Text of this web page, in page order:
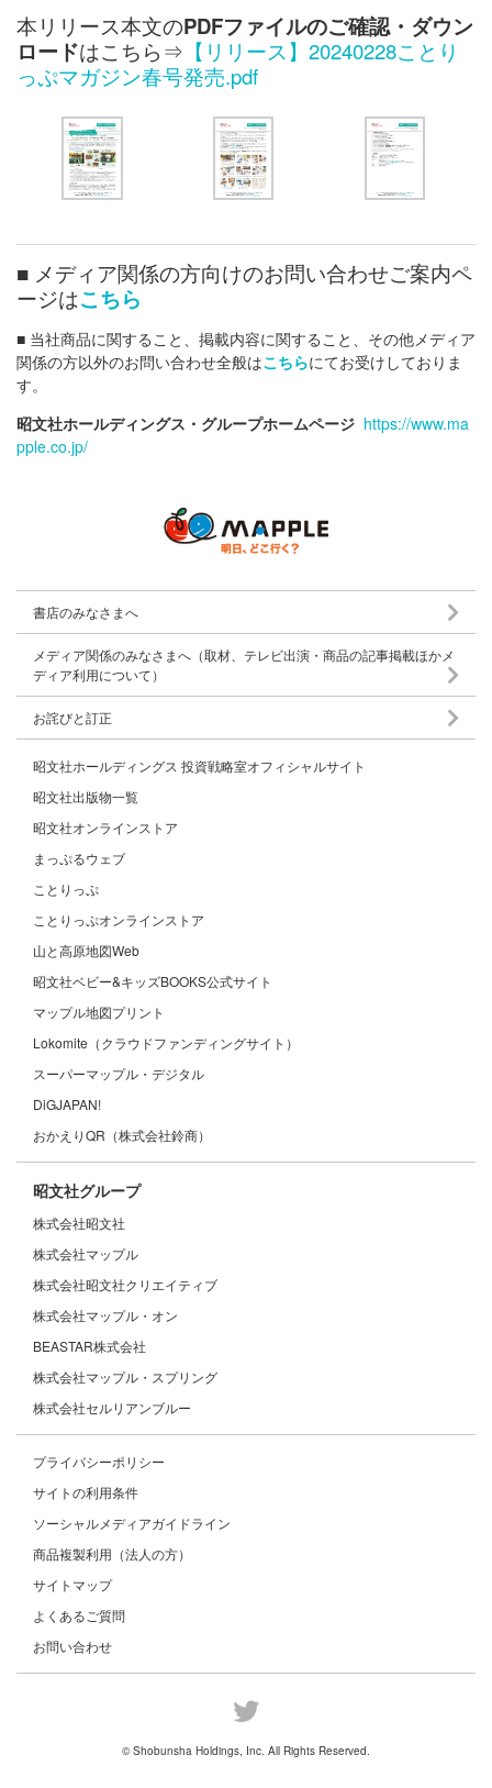
本リリース本文のPDFファイルのご確認・ダウン
ロードはこちら⇒ 【リリース】20240228ことり
っぷマガジン春号発売.pdf
■ メディア関係の方向けのお問い合わせご案内ペ
ージはこちら
■ 当社商品に関すること、掲載内容に関すること、その他メディア
関係の方以外のお問い合わせ全般はこちらにてお受けしておりま
す。
昭文社ホールディングス・グループホームページ https://www.ma
pple.co.jp/
書店のみなさまへ
メディア関係のみなさまへ（取材、テレビ出演・商品の記事掲載ほかメ
ディア利用について）
お詫びと訂正
昭文社ホールディングス 投資戦略室オフィシャルサイト
昭文社出版物一覧
昭文社オンラインストア
まっぷるウェブ
ことりっぷ
ことりっぷオンラインストア
山と高原地図Web
昭文社ベビー&キッズBOOKS公式サイト
マップル地図プリント
Lokomite（クラウドファンディングサイト）
スーパーマップル・デジタル
DiGJAPAN!
おかえりQR（株式会社鈴商）
昭文社グループ
株式会社昭文社
株式会社マップル
株式会社昭文社クリエイティブ
株式会社マップル・オン
BEASTAR株式会社
株式会社マップル・スプリング
株式会社セルリアンブルー
プライバシーポリシー
サイトの利用条件
ソーシャルメディアガイドライン
商品複製利用（法人の方）
サイトマップ
よくあるご質問
お問い合わせ
© Shobunsha Holdings, Inc. All Rights Reserved.